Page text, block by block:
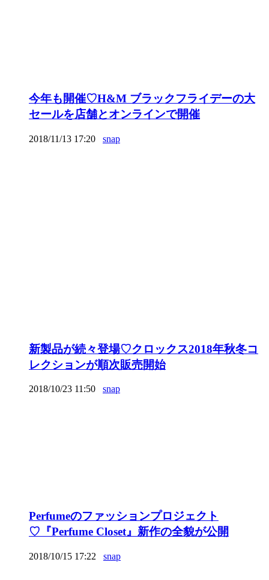
今年も開催♡H&M ブラックフライデーの大
セールを店舗とオンラインで開催
2018/11/13 17:20 snap
新製品が続々登場♡クロックス2018年秋冬コ
レクションが順次販売開始
2018/10/23 11:50 snap
Perfumeのファッションプロジェクト
♡『Perfume Closet』新作の全貌が公開
2018/10/15 17:22 snap